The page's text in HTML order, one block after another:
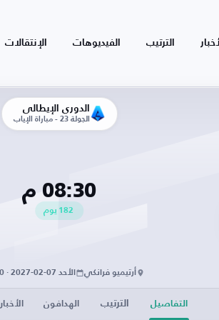
الترتيب الفيديوهات الإنتقالات
الدوري الإيطالي
الجولة 23 - مباراة الإياب
08:30 م
182 يوم
أرتيميو فرانكي الأحد 07-02-2027 · 08:30 م
التفاصيل الترتيب الهدافون الأخبار